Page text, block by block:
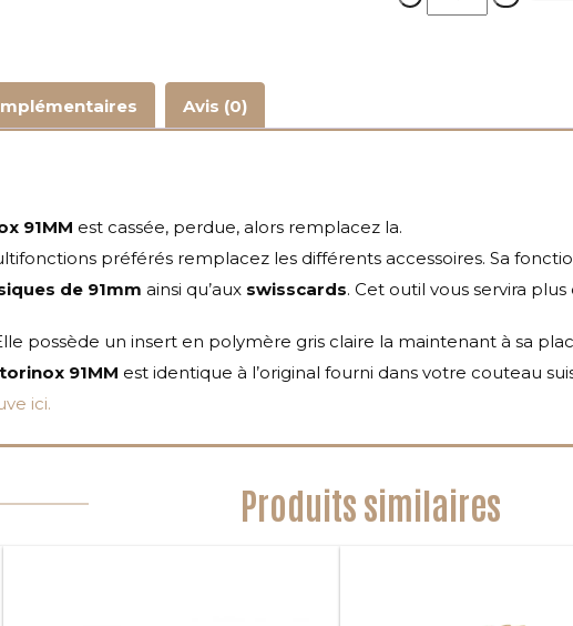
Avis (0)
91MM est cassée, perdue, alors remplacez la.
préférés remplacez les différents accessoires. Sa
de 91mm ainsi qu’aux swisscards. Cet outil vous servira
possède un insert en polymère gris claire la maintenant à sa
91MM est identique à l’original fourni dans votre couteau
ici.
Produits similaires